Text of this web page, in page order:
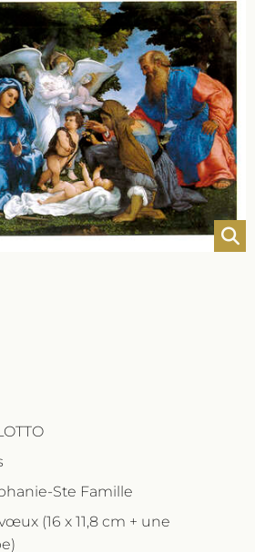
Ste Famille
(16 x 11,8 cm + une